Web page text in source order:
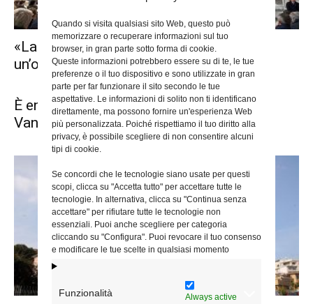
Quando si visita qualsiasi sito Web, questo può
memorizzare o recuperare informazioni sul tuo
browser, in gran parte sotto forma di cookie.
Queste informazioni potrebbero essere su di te, le tue
preferenze o il tuo dispositivo e sono utilizzate in gran
parte per far funzionare il sito secondo le tue
aspettative. Le informazioni di solito non ti identificano
direttamente, ma possono fornire un'esperienza Web
più personalizzata. Poiché rispettiamo il tuo diritto alla
privacy, è possibile scegliere di non consentire alcuni
tipi di cookie.
Se concordi che le tecnologie siano usate per questi
scopi, clicca su "Accetta tutto" per accettare tutte le
tecnologie. In alternativa, clicca su "Continua senza
accettare" per rifiutare tutte le tecnologie non
essenziali. Puoi anche scegliere per categoria
cliccando su "Configura". Puoi revocare il tuo consenso
e modificare le tue scelte in qualsiasi momento
Funzionalità Always active
«La Quaresima è l’occasione di
un’operazione di verità e di libertà»
È entrata nella luce della Resurrezione
Vanna, mamma di don Federico...